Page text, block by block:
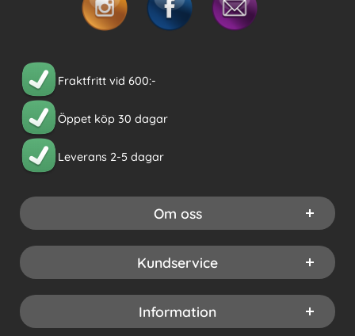
Fraktfritt vid 600:-
Öppet köp 30 dagar
Leverans 2-5 dagar
Om oss
Kundservice
Information